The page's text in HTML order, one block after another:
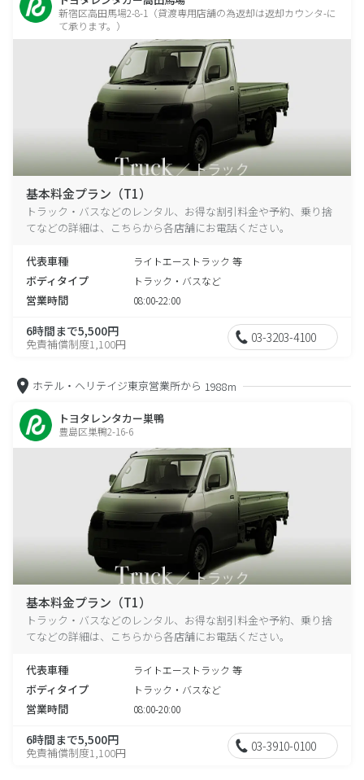
新宿区高田馬場2-8-1（貸渡専用店舗の為返却は返却カウンタ-に
て承ります。）
基本料金プラン（T1）
トラック・バスなどのレンタル、お得な割引料金や予約、乗り捨
てなどの詳細は、こちらから各店舗にお電話ください。
代表車種 ライトエーストラック 等
ボディタイプ トラック・バスなど
営業時間 08:00-22:00
6時間まで5,500円
免責補償制度1,100円 03-3203-4100
ホテル・ヘリテイジ東京営業所から 1988m
トヨタレンタカー巣鴨
豊島区巣鴨2-16-6
基本料金プラン（T1）
トラック・バスなどのレンタル、お得な割引料金や予約、乗り捨
てなどの詳細は、こちらから各店舗にお電話ください。
代表車種 ライトエーストラック 等
ボディタイプ トラック・バスなど
営業時間 08:00-20:00
6時間まで5,500円
免責補償制度1,100円 03-3910-0100